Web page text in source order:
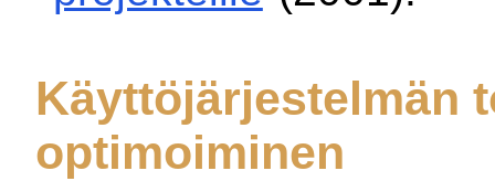
Käyttöjärjestelmän
optimoiminen